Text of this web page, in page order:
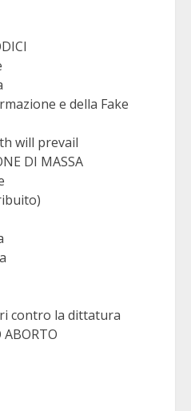
e della Fake
will prevail
DI MASSA
contro la dittatura
ABORTO